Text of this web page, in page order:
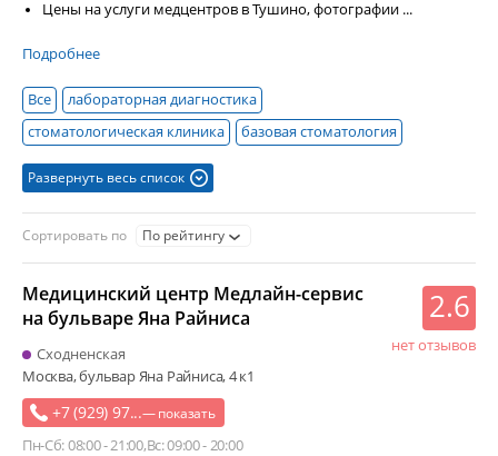
Цены на услуги медцентров в Тушино, фотографии ...
Подробнее
Все
лабораторная диагностика
стоматологическая клиника
базовая стоматология
медицинская лаборатория
диагностический центр
хирургическая стоматология
имплантация зубов
удаление зубов
биохимическое исследование
анализ крови
эндодонтия
анализ мочи
ортодонтия
установка брекетов
исправление прикуса
лечение острого панкреатита
чистка зубов
Развернуть весь список
Сортировать по По рейтингу
+7 (929) 97...— показать
Пн-Сб: 08:00 - 21:00 Вс: 09:00 - 20:00
Медицинский центр Медлайн-сервис
на бульваре Яна Райниса
2.6
нет отзывов
Сходненская
Москва, бульвар Яна Райниса, 4 к1